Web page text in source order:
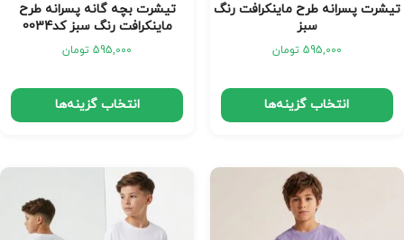
تیشرت پسرانه طرح ماینکرافت رنگ
سبز
595,000 تومان
انتخاب گزینه‌ها
تیشرت بچه گانه پسرانه طرح
ماینکرافت رنگ سبز کد0034
595,000 تومان
انتخاب گزینه‌ها